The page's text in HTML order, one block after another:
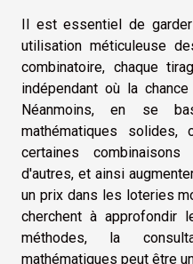
Il est essentiel de
utilisation méticuleuse
combinatoire, chaque
indépendant où la
Néanmoins, en se
mathématiques
certaines
d'autres, et ainsi
un prix dans les loteries
cherchent à approfondir
méthodes, la
mathématiques peut être